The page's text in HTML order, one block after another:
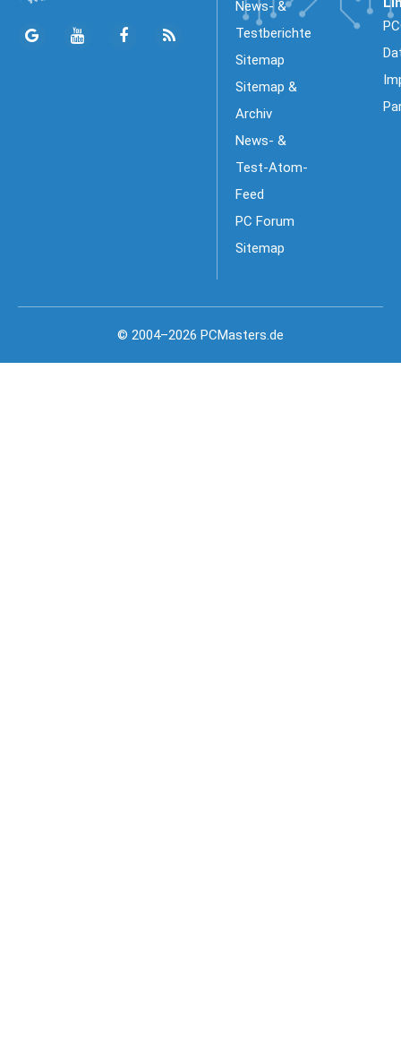
News- &
Testberichte
Sitemap
Sitemap &
Archiv
News- &
Test-Atom-
Feed
PC Forum
Sitemap
© 2004–2026 PCMasters.de